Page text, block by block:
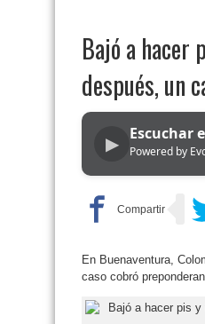
Bajó a hacer
después, un
▶
Escuchar
Powered by
En Buenaventura,
caso cobró